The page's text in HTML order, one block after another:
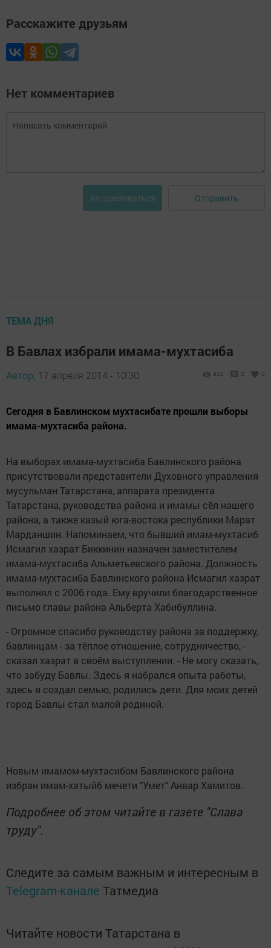
Расскажите друзьям
Нет комментариев
Авторизоваться Отправить
ТЕМА ДНЯ
В Бавлах избрали имама-мухтасиба
Автор, 17 апреля 2014 - 10:30 904 0 0
Сегодня в Бавлинском мухтасибате прошли выборы
имама-мухтасиба района.
На выборах имама-мухтасиба Бавлинского района
присутствовали представители Духовного управления
мусульман Татарстана, аппарата президента
Татарстана, руководства района и имамы сёл нашего
района, а также казый юга-востока республики Марат
Марданшин. Напоминаем, что бывший имам-мухтасиб
Исмагил хазрат Биккинин назначен заместителем
имама-мухтасиба Альметьевского района. Должность
имама-мухтасиба Бавлинского района Исмагил хазрат
выполнял с 2006 года. Ему вручили благодарственное
письмо главы района Альберта Хабибуллина.
- Огромное спасибо руководству района за поддержку,
бавлинцам - за тёплое отношение, сотрудничество, -
сказал хазрат в своём выступлении. - Не могу сказать,
что забуду Бавлы. Здесь я набрался опыта работы,
здесь я создал семью, родились дети. Для моих детей
город Бавлы стал малой родиной.
Новым имамом-мухтасибом Бавлинского района
избран имам-хатыйб мечети "Умет" Анвар Хамитов.
Подробнее об этом читайте в газете "Слава
труду".
Следите за самым важным и интересным в
Telegram-канале Татмедиа
Читайте новости Татарстана в